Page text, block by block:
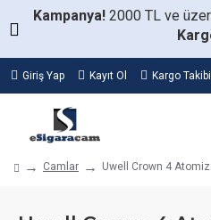
Kampanya! 2000 TL ve
Giriş Yap Kayıt Ol Kargo Takibi
Camlar Uwell Crown 4